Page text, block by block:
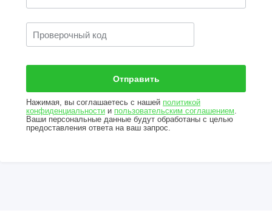
Нажимая, вы соглашаетесь с нашей политикой
конфиденциальности и пользовательским соглашением.
Ваши персональные данные будут обработаны с целью
предоставления ответа на ваш запрос.